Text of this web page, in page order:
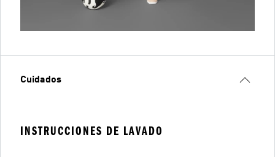
Cuidados
INSTRUCCIONES DE LAVADO